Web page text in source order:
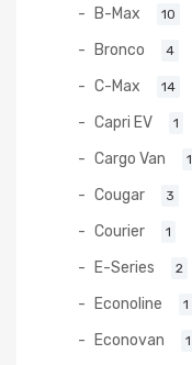
B-Max 10
Bronco 4
C-Max 14
Capri EV 1
Cargo Van 1
Cougar 3
Courier 1
E-Series 2
Econoline 1
Econovan 1